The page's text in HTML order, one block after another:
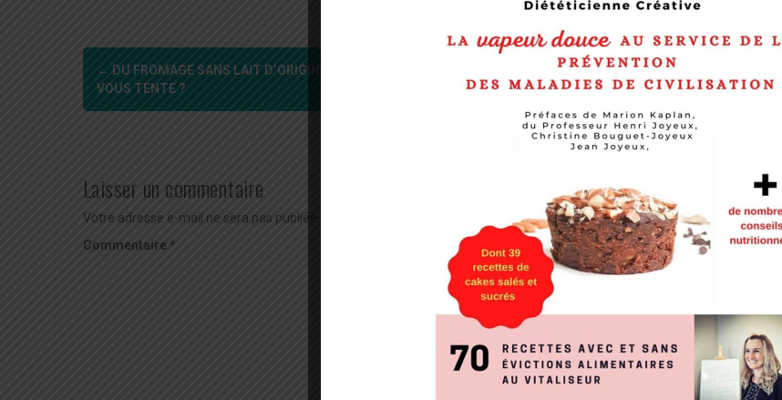
Navigation
d'article
← DU FROMAGE SANS LAIT D’ORIGINE ANIMALE : CELA
VOUS TENTE ?
GRAINES DE CHIA : RECETTE EN VIDÉO !
Laisser un commentaire
Votre adresse e-mail ne sera pas publiée. Les champs obligatoires sont indiqués avec*
Commentaire *